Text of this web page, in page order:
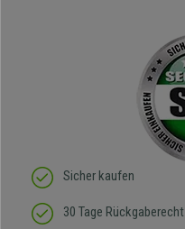
Sicher kaufen
30 Tage Rückgaberecht